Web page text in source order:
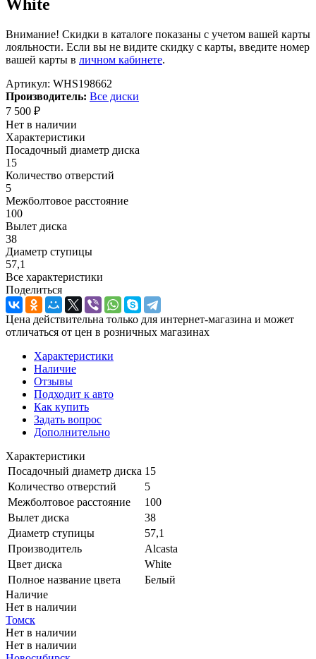
White
Внимание! Скидки в каталоге показаны с учетом вашей карты
лояльности. Если вы не видите скидку с карты, введите номер
вашей карты в личном кабинете.
Артикул: WHS198662
Производитель: Все диски
7 500 ₽
Нет в наличии
Характеристики
Посадочный диаметр диска
15
Количество отверстий
5
Межболтовое расстояние
100
Вылет диска
38
Диаметр ступицы
57,1
Все характеристики
Поделиться
Цена действительна только для интернет-магазина и может
отличаться от цен в розничных магазинах
Характеристики
Наличие
Отзывы
Подходит к авто
Как купить
Задать вопрос
Дополнительно
Характеристики
Посадочный диаметр диска 15
Количество отверстий
5
Межболтовое расстояние
100
Вылет диска
38
Диаметр ступицы
57,1
Производитель
Alcasta
Цвет диска
White
Полное название цвета
Белый
Наличие
Нет в наличии
Томск
Нет в наличии
Нет в наличии